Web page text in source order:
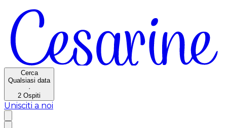
Cerca
Qualsiasi data
·
2 Ospiti
Unisciti a noi